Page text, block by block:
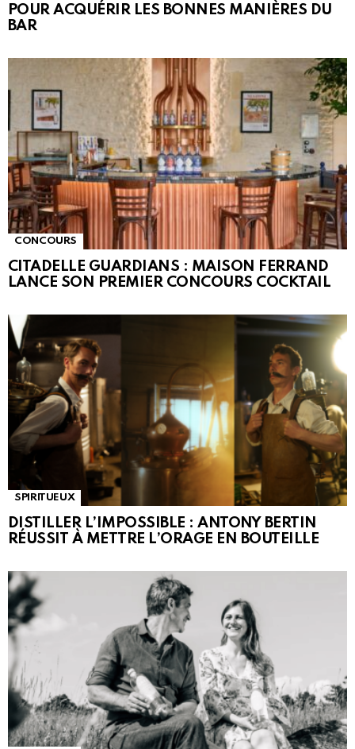
POUR ACQUÉRIR LES BONNES MANIÈRES DU
BAR
CONCOURS
CITADELLE GUARDIANS : MAISON FERRAND
LANCE SON PREMIER CONCOURS COCKTAIL
SPIRITUEUX
DISTILLER L’IMPOSSIBLE : ANTONY BERTIN
RÉUSSIT À METTRE L’ORAGE EN BOUTEILLE